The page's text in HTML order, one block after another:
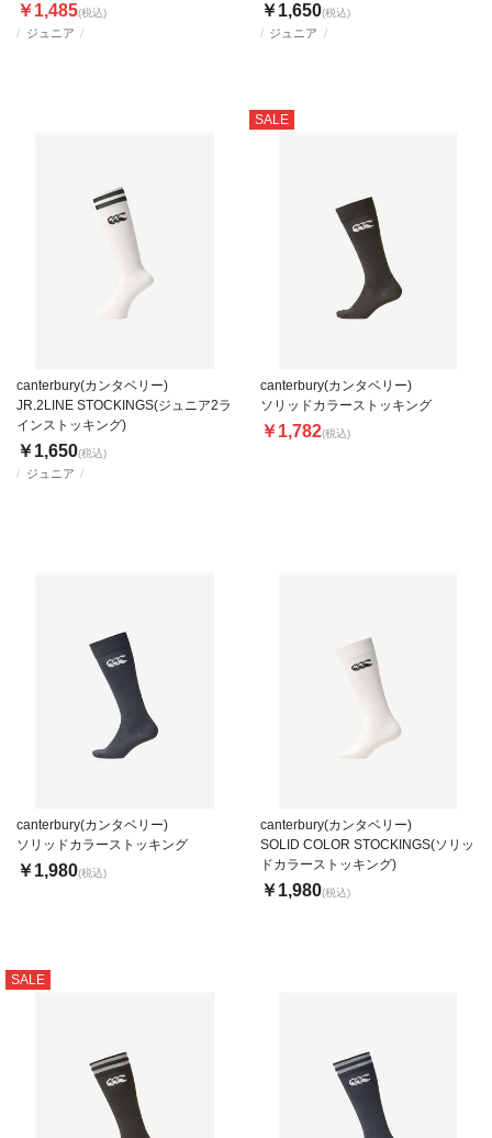
ジュニア
￥1,485(税込)
ジュニア
￥1,650(税込)
ジュニア
canterbury(カンタベリー)
JR.2LINE STOCKINGS(ジュニア2ラ
インストッキング)
￥1,650(税込)
SALE
canterbury(カンタベリー)
ソリッドカラーストッキング
￥1,782(税込)
canterbury(カンタベリー)
ソリッドカラーストッキング
￥1,980(税込)
canterbury(カンタベリー)
SOLID COLOR STOCKINGS(ソリッ
ドカラーストッキング)
￥1,980(税込)
SALE